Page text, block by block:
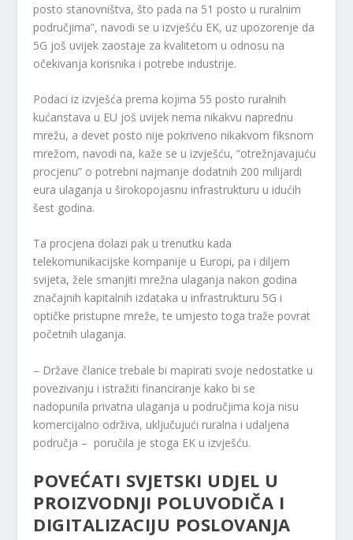
posto stanovništva, što pada na 51 posto u ruralnim
područjima”, navodi se u izvješću EK, uz upozorenje da
5G još uvijek zaostaje za kvalitetom u odnosu na
očekivanja korisnika i potrebe industrije.
Podaci iz izvješća prema kojima 55 posto ruralnih
kućanstava u EU još uvijek nema nikakvu naprednu
mrežu, a devet posto nije pokriveno nikakvom fiksnom
mrežom, navodi na, kaže se u izvješću, “otrežnjavajuću
procjenu” o potrebni najmanje dodatnih 200 milijardi
eura ulaganja u širokopojasnu infrastrukturu u idućih
šest godina.
Ta procjena dolazi pak u trenutku kada
telekomunikacijske kompanije u Europi, pa i diljem
svijeta, žele smanjiti mrežna ulaganja nakon godina
značajnih kapitalnih izdataka u infrastrukturu 5G i
optičke pristupne mreže, te umjesto toga traže povrat
početnih ulaganja.
– Države članice trebale bi mapirati svoje nedostatke u
povezivanju i istražiti financiranje kako bi se
nadopunila privatna ulaganja u područjima koja nisu
komercijalno održiva, uključujući ruralna i udaljena
područja – poručila je stoga EK u izvješću.
POVEĆATI SVJETSKI UDJEL U
PROIZVODNJI POLUVODIČA I
DIGITALIZACIJU POSLOVANJA